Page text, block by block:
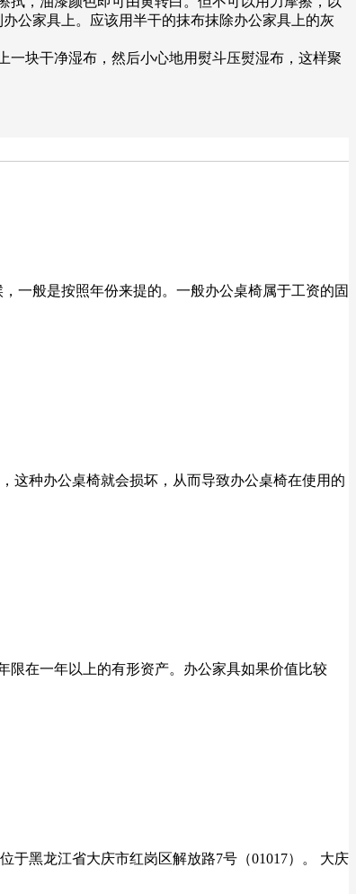
公家具上。应该用半干的抹布抹除办公家具上的灰
块干净湿布，然后小心地用熨斗压熨湿布，这样聚
一般是按照年份来提的。一般办公桌椅属于工资的固
这种办公桌椅就会损坏，从而导致办公桌椅在使用的
限在一年以上的有形资产。办公家具如果价值比较
于黑龙江省大庆市红岗区解放路7号（01017）。 大庆